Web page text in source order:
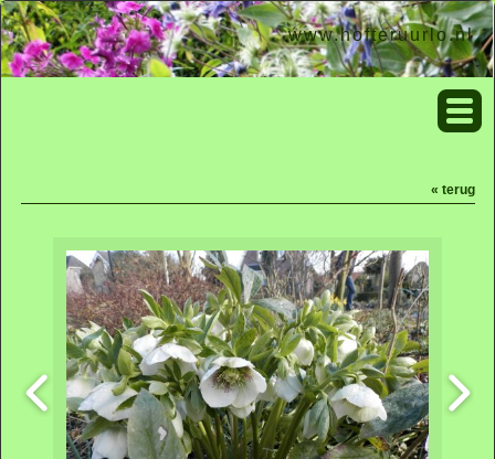
www.hofteruurlo.nl
« terug